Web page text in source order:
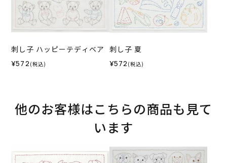
刺し子 ハッピーテディベア
¥572 (税込)
刺し子 夏
¥572 (税込)
他のお客様はこちらの商品も見て
います